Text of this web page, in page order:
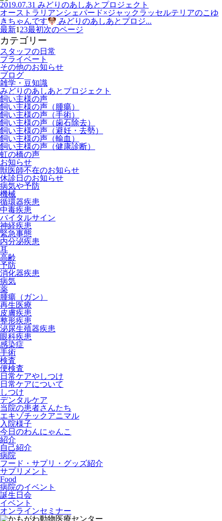
2019.07.31 みどりのあしあとプロジェクト
オーストラリアンシェパード×ジャックラッセルテリアのこゆ
きちゃんです
みどりのあしあとプロジ...
最新1 23最初次のページ
カテゴリー
スタッフの日常
プライベート
その他のお知らせ
ブログ
雑学・豆知識
みどりのあしあとプロジェクト
飼い主様の声
飼い主様の声（腫瘍）
飼い主様の声（手術）
飼い主様の声（歯石除去）
飼い主様の声（避妊・去勢）
飼い主様の声（輸血）
飼い主様の声（健康診断）
虹の橋の声
お知らせ
獣医師不在のお知らせ
休診日のお知らせ
病気や予防
機械
循環器疾患
中毒疾患
バイタルサイン
神経疾患
緊急事態
内分泌疾患
耳
高齢
予防
消化器疾患
病気
薬
腫瘍（ガン）
再生医療
皮膚疾患
整形疾患
泌尿生殖器疾患
眼科疾患
感染症
手術
検査
便検査
日常ケアやしつけ
日常ケアについて
しつけ
デンタルケア
当院の患者さんたち
エキゾチックアニマル
入院様子
今日のわんにゃんこ
紹介
自己紹介
病院
フード・サプリ・グッズ紹介
サプリメント
Food
病院のイベント
誕生日会
イベント
オンラインセミナー